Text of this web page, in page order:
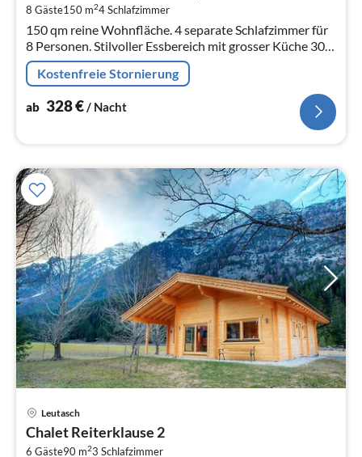
8 Gäste150 m24Schlafzimmer
150 qm reine Wohnfläche. 4 separate Schlafzimmer für
8 Personen. Stilvoller Essbereich mit grosser Küche 30
qm und ebenerdigem Zugang zur Terrasse.
Kostenfreie Stornierung
ab 328€/ Nacht
Leutasch
Chalet Reiterklause 2
6 Gäste90 m23 Schlafzimmer